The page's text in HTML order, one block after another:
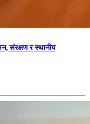
संरक्षण र स्थानीय